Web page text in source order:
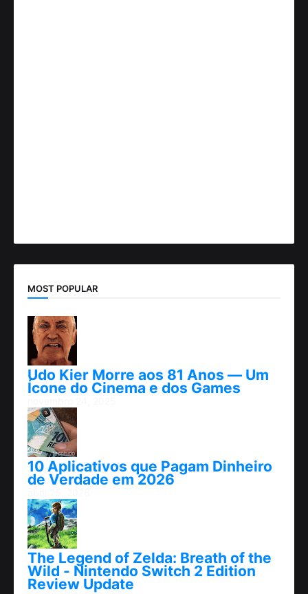
MOST POPULAR
Udo Kier Morre aos 81 Anos — Um
Ícone do Cinema e dos Games
10 Aplicativos que Pagam Dinheiro
de Verdade em 2026
The Legend of Zelda: Breath of the
Wild - Nintendo Switch 2 Edition
Review Update